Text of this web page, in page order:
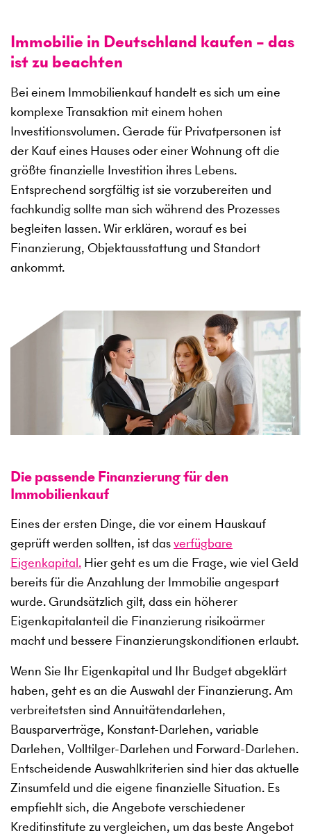
Immobilie in Deutschland kaufen – das
ist zu beachten
Bei einem Immobilienkauf handelt es sich um eine
komplexe Transaktion mit einem hohen
Investitionsvolumen. Gerade für Privatpersonen ist
der Kauf eines Hauses oder einer Wohnung oft die
größte finanzielle Investition ihres Lebens.
Entsprechend sorgfältig ist sie vorzubereiten und
fachkundig sollte man sich während des Prozesses
begleiten lassen. Wir erklären, worauf es bei
Finanzierung, Objektausstattung und Standort
ankommt.
Die passende Finanzierung für den
Immobilienkauf
Eines der ersten Dinge, die vor einem Hauskauf
geprüft werden sollten, ist dasverfügbare
Eigenkapital. Hier geht es um die Frage, wie viel Geld
bereits für die Anzahlung der Immobilie angespart
wurde. Grundsätzlich gilt, dass ein höherer
Eigenkapitalanteil die Finanzierung risikoärmer
macht und bessere Finanzierungskonditionen erlaubt.
Wenn Sie Ihr Eigenkapital und Ihr Budget abgeklärt
haben, geht es an die Auswahl der Finanzierung. Am
verbreitetsten sind Annuitätendarlehen,
Bausparverträge, Konstant-Darlehen, variable
Darlehen, Volltilger-Darlehen und Forward-Darlehen.
Entscheidende Auswahlkriterien sind hier das aktuelle
Zinsumfeld und die eigene finanzielle Situation. Es
empfiehlt sich, die Angebote verschiedener
Kreditinstitute zu vergleichen, um das beste Angebot